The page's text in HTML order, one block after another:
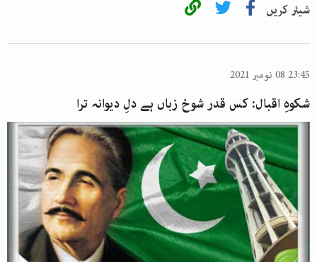
شیئر کریں
23:45 08 نومبر 2021
شکوہِ اقبال: کس قدر شوخ زباں ہے دلِ دیوانہ ترا